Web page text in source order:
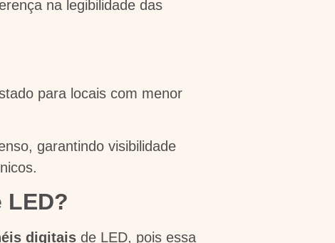
na legibilidade das
para locais com menor
garantindo visibilidade
digitais de LED, pois essa